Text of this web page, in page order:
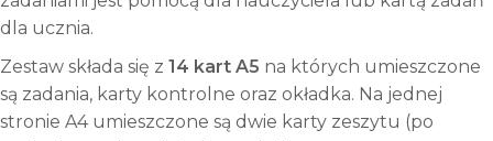
dla ucznia.
Zestaw składa się z 14 kart A5 na których umieszczone
są zadania, karty kontrolne oraz okładka. Na jednej
stronie A4 umieszczone są dwie karty zeszytu (po